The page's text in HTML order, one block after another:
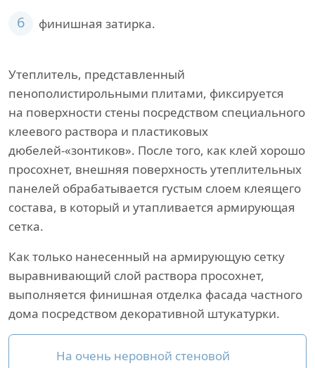
6 финишная затирка.
Утеплитель, представленный
пенополистирольными плитами, фиксируется
на поверхности стены посредством специального
клеевого раствора и пластиковых
дюбелей-«зонтиков». После того, как клей хорошо
просохнет, внешняя поверхность утеплительных
панелей обрабатывается густым слоем клеящего
состава, в который и утапливается армирующая
сетка.
Как только нанесенный на армирующую сетку
выравнивающий слой раствора просохнет,
выполняется финишная отделка фасада частного
дома посредством декоративной штукатурки.
На очень неровной стеновой